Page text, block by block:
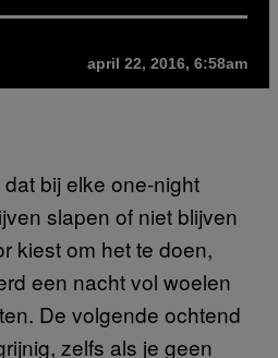
april 22, 2016, 6:58am
bij elke one-night
slapen of niet blijven
kiest om het te doen,
een nacht vol woelen
De volgende ochtend
zelfs als je geen